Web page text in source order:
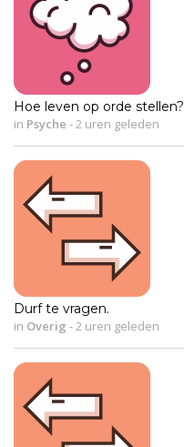
Hoe leven op orde stellen?
in Psyche - 2 uren geleden
Durf te vragen.
in Overig - 2 uren geleden